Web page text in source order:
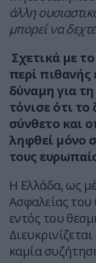
άλλη
μπορεί να
Σχετικά με
περί
δύναμη για
τόνισε ότι
σύνθετο και
ληφθεί μόνο
τους
Η Ελλάδα, ως
Ασφαλείας
εντός του
καμία